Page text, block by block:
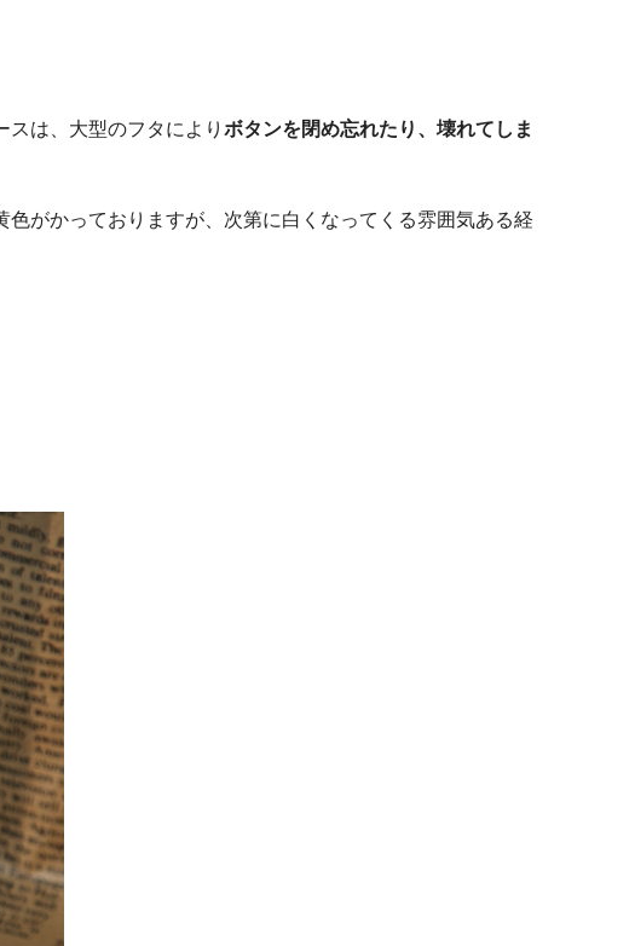
は、大型のフタによりボタンを閉め忘れたり、壊れてしま
がかっておりますが、次第に白くなってくる雰囲気ある経